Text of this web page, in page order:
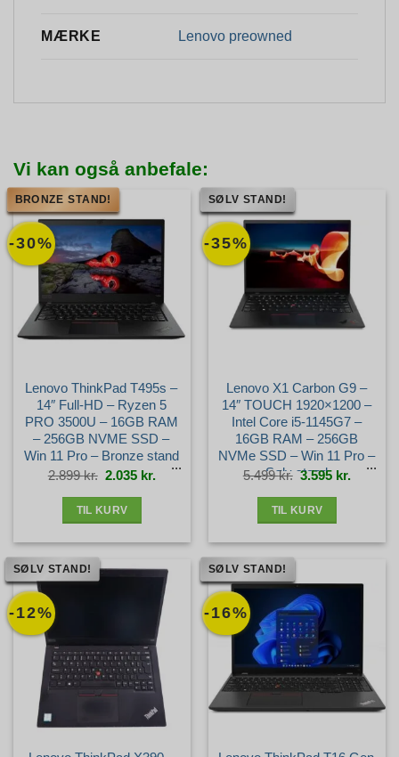
MÆRKE Lenovo preowned
Vi kan også anbefale:
-30%
BRONZE STAND!
Lenovo ThinkPad T495s –
14″ Full-HD – Ryzen 5
PRO 3500U – 16GB RAM
– 256GB NVME SSD –
Win 11 Pro – Bronze stand
2.899kr. Den
oprindelige
pris
2.035 kr. Den
aktuelle
pris
TIL KURV
-35%
SØLV STAND!
Lenovo X1 Carbon G9 –
14″ TOUCH 1920×1200 –
Intel Core i5-1145G7 –
16GB RAM – 256GB
NVMe SSD – Win 11 Pro –
Sølv stand
5.499kr. Den
oprindelige
pris
3.595 kr. Den
aktuelle
pris
TIL KURV
-12%
SØLV STAND!
-16%
SØLV STAND!